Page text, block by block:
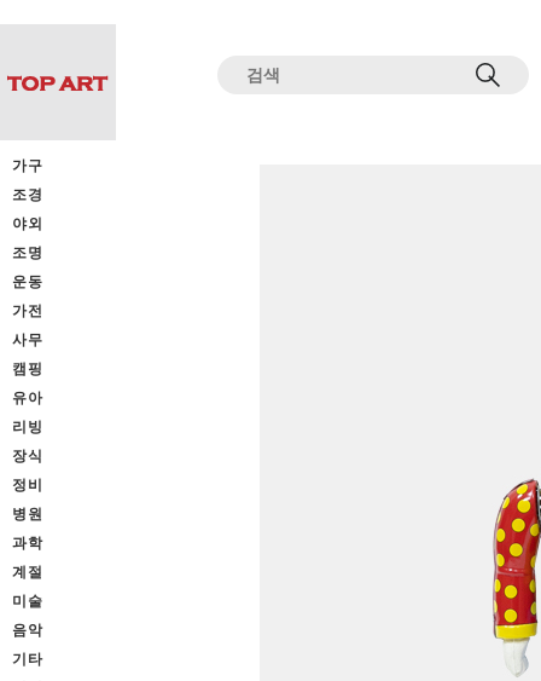
가구
조경
야외
조명
운동
가전
사무
캠핑
유아
리빙
장식
정비
병원
과학
계절
미술
음악
기타